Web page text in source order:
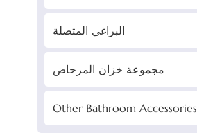
البراغي المتصلة
مجموعة خزان المرحاض
Other Bathroom Accessories